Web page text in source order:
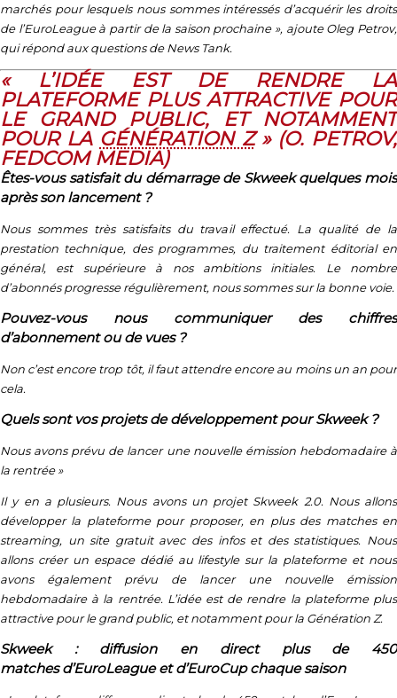
marchés pour lesquels nous sommes intéressés d’acquérir les droits
de l’EuroLeague à partir de la saison prochaine », ajoute Oleg Petrov,
qui répond aux questions de News Tank.
« L’IDÉE EST DE RENDRE LA
PLATEFORME PLUS ATTRACTIVE POUR
LE GRAND PUBLIC, ET NOTAMMENT
POUR LA GÉNÉRATION Z» (O. PETROV,
FEDCOM MEDIA)
Êtes-vous satisfait du démarrage de Skweek quelques mois
après son lancement ?
Nous sommes très satisfaits du travail effectué. La qualité de la
prestation technique, des programmes, du traitement éditorial en
général, est supérieure à nos ambitions initiales. Le nombre
d’abonnés progresse régulièrement, nous sommes sur la bonne voie.
Pouvez-vous nous communiquer des chiffres
d’abonnement ou de vues ?
Non c’est encore trop tôt, il faut attendre encore au moins un an pour
cela.
Quels sont vos projets de développement pour Skweek ?
Nous avons prévu de lancer une nouvelle émission hebdomadaire à
la rentrée»
Il y en a plusieurs. Nous avons un projet Skweek 2.0. Nous allons
développer la plateforme pour proposer, en plus des matches en
streaming, un site gratuit avec des infos et des statistiques. Nous
allons créer un espace dédié au lifestyle sur la plateforme et nous
avons également prévu de lancer une nouvelle émission
hebdomadaire à la rentrée. L’idée est de rendre la plateforme plus
attractive pour le grand public, et notamment pour la Génération Z.
Skweek : diffusion en direct plus de 450
matches d’EuroLeague et d’EuroCup chaque saison